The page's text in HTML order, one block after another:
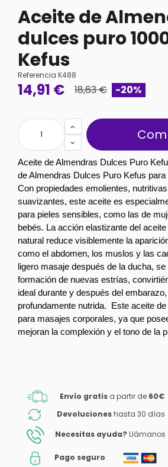
Aceite de
dulces puro
Kefus
Referencia K488
14,91 € 18,63 € -20%
Aceite de Almendras Dulces Puro
de Almendras Dulces Puro Kefus para
Con propiedades emolientes,
suavizantes, este aceite es
para pieles sensibles, como las de
bebés. La acción elastizante del
natural reduce visiblemente la
como el abdomen, los muslos y las
ligero masaje después de la ducha,
formación de nuevas estrías,
ideal durante y después del
profundamente nutrida.  Este aceite
para masajes corporales, ya que
mejoran la complexión y el tono de la
Envío gratis a partir de 60€
Devolucioneshasta 30 días
Necesitas ayuda? Llámanos
Pago seguro: